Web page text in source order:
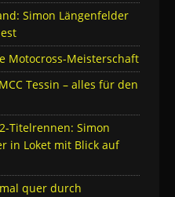
Simon Längenfelder
Motocross-Meisterschaft
Tessin – alles für den
Titelrennen: Simon
in Loket mit Blick auf
quer durch